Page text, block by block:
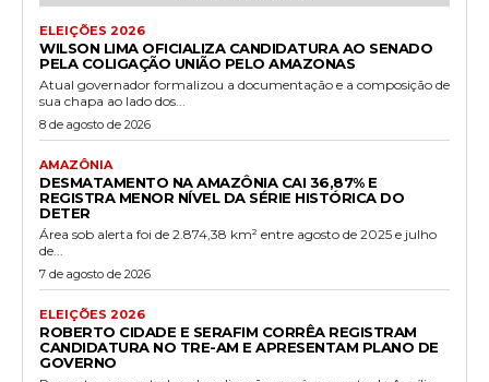
ELEIÇÕES 2026
WILSON LIMA OFICIALIZA CANDIDATURA AO SENADO
PELA COLIGAÇÃO UNIÃO PELO AMAZONAS
Atual governador formalizou a documentação e a composição de
sua chapa ao lado dos...
8 de agosto de 2026
AMAZÔNIA
DESMATAMENTO NA AMAZÔNIA CAI 36,87% E
REGISTRA MENOR NÍVEL DA SÉRIE HISTÓRICA DO
DETER
Área sob alerta foi de 2.874,38 km² entre agosto de 2025 e julho
de...
7 de agosto de 2026
ELEIÇÕES 2026
ROBERTO CIDADE E SERAFIM CORRÊA REGISTRAM
CANDIDATURA NO TRE-AM E APRESENTAM PLANO DE
GOVERNO